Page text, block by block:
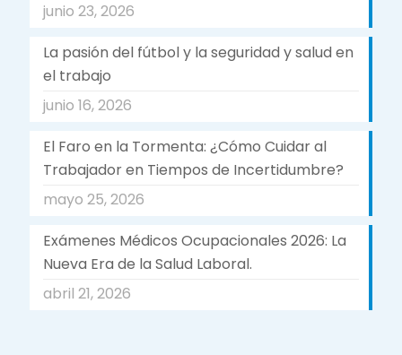
junio 23, 2026
La pasión del fútbol y la seguridad y salud en
el trabajo
junio 16, 2026
El Faro en la Tormenta: ¿Cómo Cuidar al
Trabajador en Tiempos de Incertidumbre?
mayo 25, 2026
Exámenes Médicos Ocupacionales 2026: La
Nueva Era de la Salud Laboral.
abril 21, 2026